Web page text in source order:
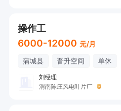
操作工
6000-12000 元/月
蒲城县 晋升空间 单休
刘经理
渭南陈庄风电叶片厂